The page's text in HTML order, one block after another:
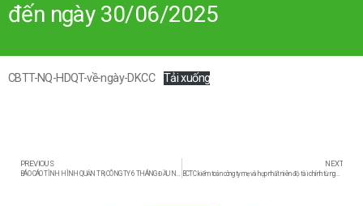
đến ngày 30/06/2025
CBTT-NQ-HDQT-về-ngày-DKCC Tải xuống
PREVIOUS
BÁO CÁO TÌNH HÌNH QUẢN TRỊ CÔNG TY 6 THÁNG ĐẦU NĂM 2024
NEXT
BCTC kiểm toán công ty mẹ và hợp nhất niên độ tài chính từ ngày 01/07/2023 đến ngày 30/06/2024; kèm giải trình nguyên nhân biến động lợi nhuận sau thuế thu nhập doanh nghiệp tại báo cáo kết quả hoạt động kinh doanh so với cùng kỳ của công ty cổ phần mía đường Lam Sơn